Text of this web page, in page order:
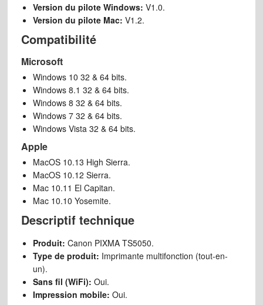
Version du pilote Windows: V1.0.
Version du pilote Mac: V1.2.
Compatibilité
Microsoft
Windows 10 32 & 64 bits.
Windows 8.1 32 & 64 bits.
Windows 8 32 & 64 bits.
Windows 7 32 & 64 bits.
Windows Vista 32 & 64 bits.
Apple
MacOS 10.13 High Sierra.
MacOS 10.12 Sierra.
Mac 10.11 El Capitan.
Mac 10.10 Yosemite.
Descriptif technique
Produit: Canon PIXMA TS5050.
Type de produit: Imprimante multifonction (tout-en-
un).
Sans fil (WiFi): Oui.
Impression mobile: Oui.